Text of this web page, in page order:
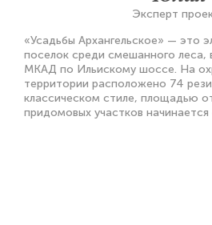
Эксперт
«Усадьбы Архангельское» — это
поселок среди смешанного леса,
МКАД по Ильискому шоссе. На
территории расположено 74
классическом стиле, площадью
придомовых участков